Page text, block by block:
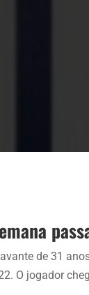
de 31
O jogador